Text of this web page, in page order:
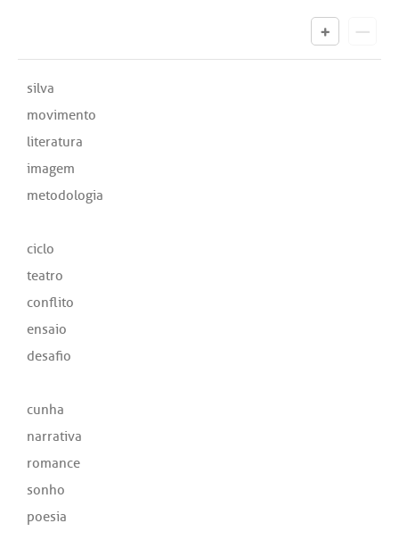
silva
movimento
literatura
imagem
metodologia
ciclo
teatro
conflito
ensaio
desafio
cunha
narrativa
romance
sonho
poesia